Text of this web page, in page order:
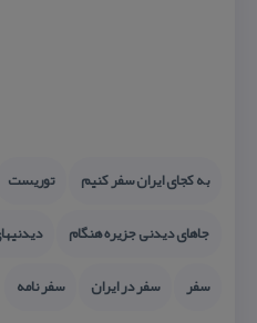
به كجای ایران سفر كنیم توریست
جاهای دیدنی جزیره هنگام
سفر
سفر در ایران سفر نامه